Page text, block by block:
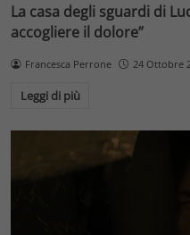
La casa degli sguardi di
accogliere il dolore”
Francesca Perrone 24 Ottobre
Leggi di più